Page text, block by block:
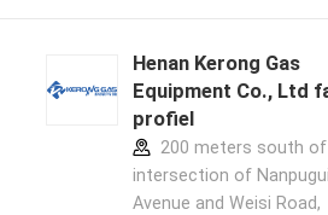
Henan Kerong Gas
Equipment Co., Ltd
profiel
200 meters south
intersection of
Avenue and Weisi Road,